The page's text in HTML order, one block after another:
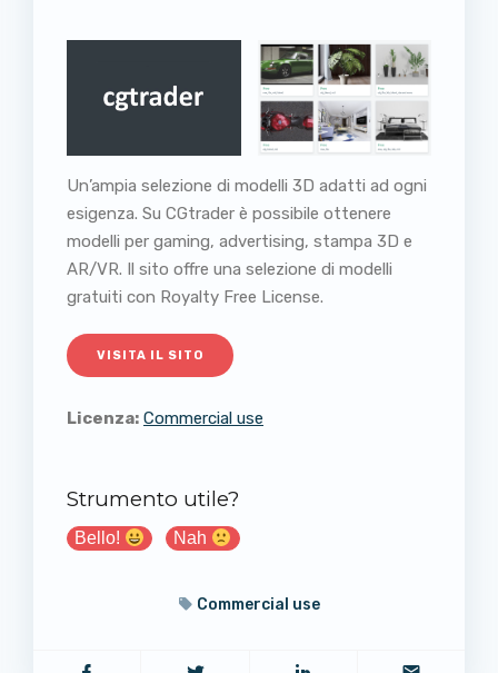
Un’ampia selezione di modelli 3D adatti ad ogni
esigenza. Su CGtrader è possibile ottenere
modelli per gaming, advertising, stampa 3D e
AR/VR. Il sito offre una selezione di modelli
gratuiti con Royalty Free License.
VISITA IL SITO
Licenza: Commercial use
Strumento utile?
Bello! Nah
Commercial use